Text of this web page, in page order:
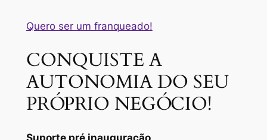
Quero ser um franqueado!
CONQUISTE A
AUTONOMIA DO SEU
PRÓPRIO NEGÓCIO!